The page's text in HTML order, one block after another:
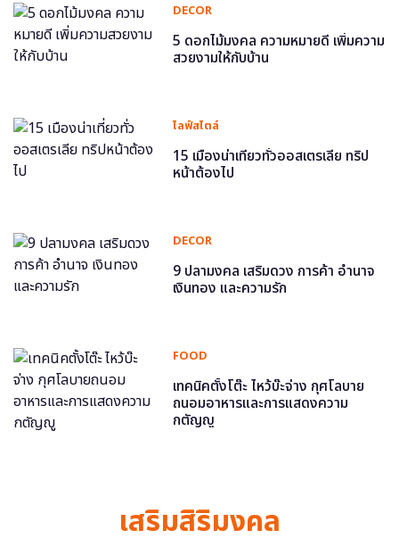
DECOR
5 ดอกไม้มงคล ความหมายดี เพิ่มความ
สวยงามให้กับบ้าน
ไลฟ์สไตล์
15 เมืองน่าเที่ยวทั่วออสเตรเลีย ทริป
หน้าต้องไป
DECOR
9 ปลามงคล เสริมดวง การค้า อำนาจ
เงินทอง และความรัก
FOOD
เทคนิคตั้งโต๊ะ ไหว้บ๊ะจ่าง กุศโลบาย
ถนอมอาหารและการแสดงความ
กตัญญู
เสริมสิริมงคล